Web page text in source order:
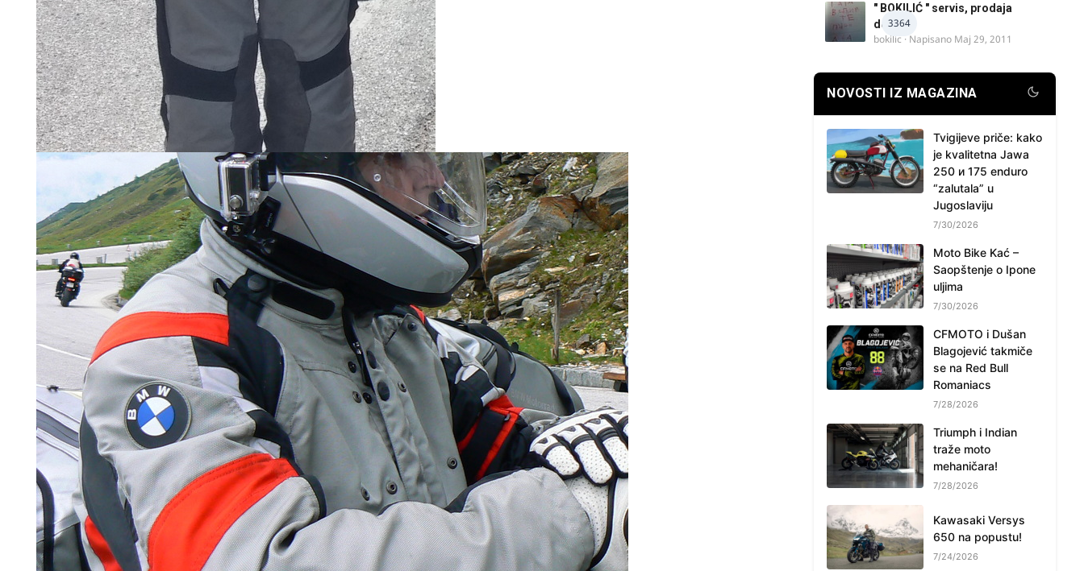
3364
" BOKILIĆ " servis, prodaja
delova
bokilic · Napisano Maj 29, 2011
NOVOSTI IZ MAGAZINA
Tvigijeve priče: kako
je kvalitetna Jawa
250 и 175 enduro
“zalutala” u
Jugoslaviju
7/30/2026
Moto Bike Kać –
Saopštenje o Ipone
uljima
7/30/2026
CFMOTO i Dušan
Blagojević takmiče
se na Red Bull
Romaniacs
7/28/2026
Triumph i Indian
traže moto
mehaničara!
7/28/2026
Kawasaki Versys
650 na popustu!
7/24/2026